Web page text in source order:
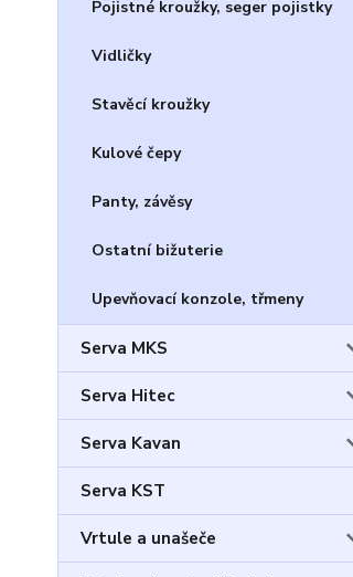
Pojistné kroužky, seger pojistky
Vidličky
Stavěcí kroužky
Kulové čepy
Panty, závěsy
Ostatní bižuterie
Upevňovací konzole, třmeny
Serva MKS
Serva Hitec
Serva Kavan
Serva KST
Vrtule a unašeče